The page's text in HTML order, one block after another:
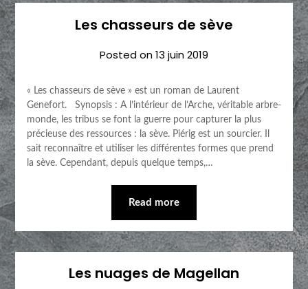
Les chasseurs de sève
Posted on13 juin 2019
« Les chasseurs de sève » est un roman de Laurent
Genefort. Synopsis : A l’intérieur de l’Arche, véritable arbre-
monde, les tribus se font la guerre pour capturer la plus
précieuse des ressources : la sève. Piérig est un sourcier. Il
sait reconnaître et utiliser les différentes formes que prend
la sève. Cependant, depuis quelque temps,…
Read more
Les nuages de Magellan